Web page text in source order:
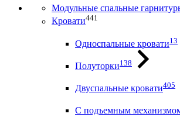
Модульные спальные
Кровати441
Односпальные кровати13
Полуторки138
Двуспальные кровати405
С подъемным